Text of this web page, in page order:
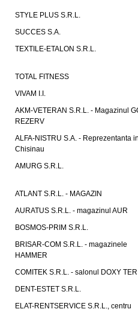
STYLE PLUS S.R.L.
SUCCES S.A.
TEXTILE-ETALON S.R.L.
TOTAL FITNESS
VIVAM I.I.
AKM-VETERAN S.R.L. - Magazinul
REZERV
ALFA-NISTRU S.A. - Reprezentanta
Chisinau
AMURG S.R.L.
ATLANT S.R.L. - MAGAZIN
AURATUS S.R.L. - magazinul AUR
BOSMOS-PRIM S.R.L.
BRISAR-COM S.R.L. - magazinele
HAMMER
COMITEK S.R.L. - salonul DOXY
DENT-ESTET S.R.L.
ELAT-RENTSERVICE S.R.L., centru